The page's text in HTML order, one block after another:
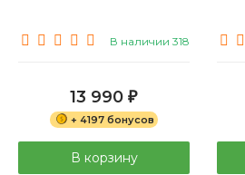
В наличии 318
13 990 ₽
+ 4197 бонусов
В корзину